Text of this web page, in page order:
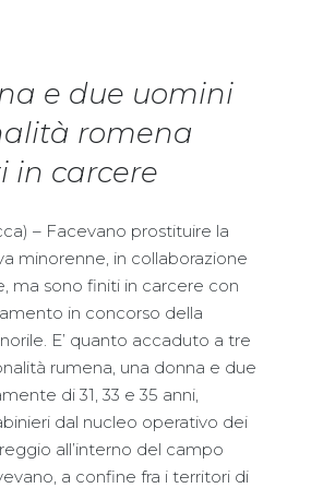
e due uomini
romena
in carcere
– Facevano prostituire la
minorenne, in collaborazione
ma sono finiti in carcere con
in concorso della
E’ quanto accaduto a tre
rumena, una donna e due
di 31, 33 e 35 anni,
dal nucleo operativo dei
all’interno del campo
a confine fra i territori di